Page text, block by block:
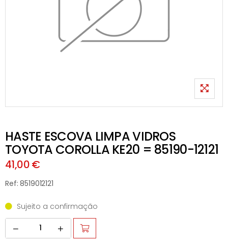
HASTE ESCOVA LIMPA VIDROS
TOYOTA COROLLA KE20 = 85190-12121
41,00 €
Ref: 8519012121
Sujeito a confirmação